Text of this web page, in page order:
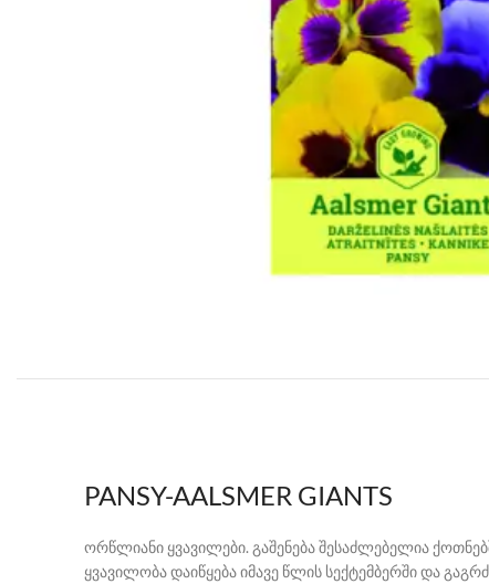
PANSY-AALSMER GIANTS
ორწლიანი ყვავილები. გაშენება შესაძლებელია
ყვავილობა დაიწყება იმავე წლის სექტემბერში და